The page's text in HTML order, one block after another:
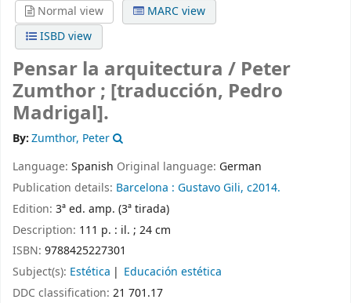
Normal view
MARC view
ISBD view
Pensar la arquitectura / Peter
Zumthor ; [traducción, Pedro
Madrigal].
By:Zumthor, Peter
Language: Spanish Original language: German
Publication details: Barcelona : Gustavo Gili, c2014.
Edition: 3ª ed. amp. (3ª tirada)
Description: 111 p. : il. ; 24 cm
ISBN: 9788425227301
Subject(s): Estética
Educación estética
DDC classification: 21 701.17